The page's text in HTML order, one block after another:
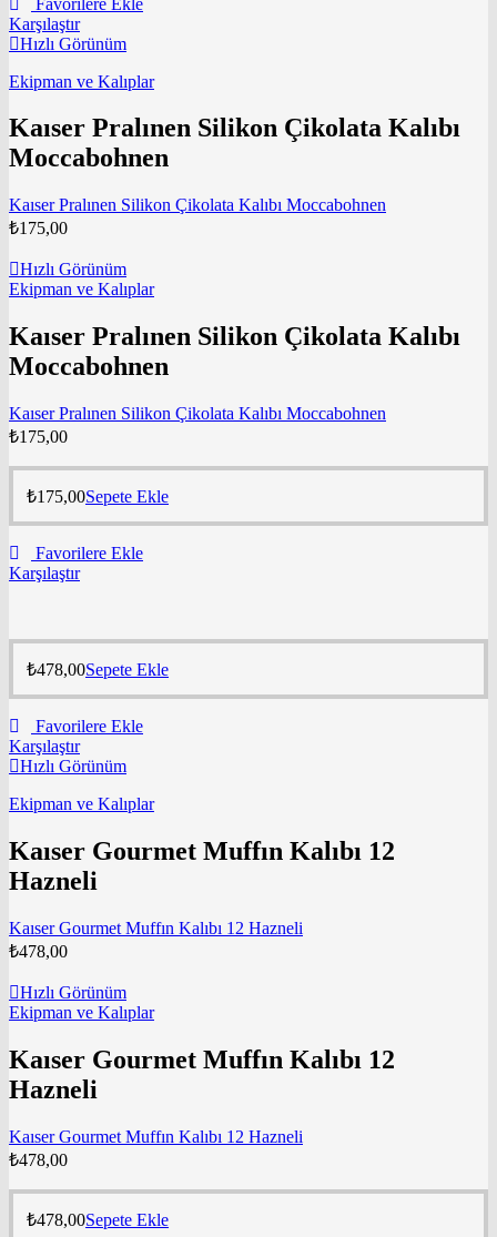
Karşılaştır
Hızlı Görünüm
Ekipman ve Kalıplar
Kaıser Pralınen Silikon Çikolata Kalıbı
Moccabohnen
Kaıser Pralınen Silikon Çikolata Kalıbı Moccabohnen
₺175,00
Hızlı Görünüm
Ekipman ve Kalıplar
Kaıser Pralınen Silikon Çikolata Kalıbı
Moccabohnen
Kaıser Pralınen Silikon Çikolata Kalıbı Moccabohnen
₺175,00
₺175,00Sepete Ekle
Favorilere Ekle
Karşılaştır
₺478,00Sepete Ekle
Favorilere Ekle
Karşılaştır
Hızlı Görünüm
Ekipman ve Kalıplar
Kaıser Gourmet Muffın Kalıbı 12
Hazneli
Kaıser Gourmet Muffın Kalıbı 12 Hazneli
₺478,00
Hızlı Görünüm
Ekipman ve Kalıplar
Kaıser Gourmet Muffın Kalıbı 12
Hazneli
Kaıser Gourmet Muffın Kalıbı 12 Hazneli
₺478,00
₺478,00Sepete Ekle